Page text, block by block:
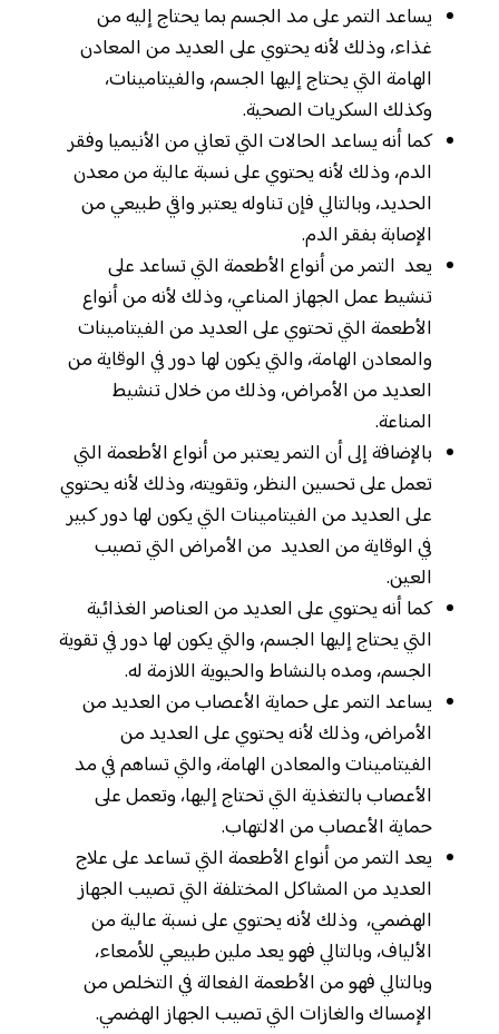
يساعد التمر على مد الجسم بما يحتاج إليه من
غذاء، وذلك لأنه يحتوي على العديد من المعادن
الهامة التي يحتاج إليها الجسم، والفيتامينات،
وكذلك السكريات الصحية.
كما أنه يساعد الحالات التي تعاني من الأنيميا وفقر
الدم، وذلك لأنه يحتوي على نسبة عالية من معدن
الحديد، وبالتالي فإن تناوله يعتبر واقي طبيعي من
الإصابة بفقر الدم.
يعد التمر من أنواع الأطعمة التي تساعد على
تنشيط عمل الجهاز المناعي، وذلك لأنه من أنواع
الأطعمة التي تحتوي على العديد من الفيتامينات
والمعادن الهامة، والتي يكون لها دور في الوقاية من
العديد من الأمراض، وذلك من خلال تنشيط
المناعة.
بالإضافة إلى أن التمر يعتبر من أنواع الأطعمة التي
تعمل على تحسين النظر، وتقويته، وذلك لأنه يحتوي
على العديد من الفيتامينات التي يكون لها دور كبير
في الوقاية من العديد من الأمراض التي تصيب
العين.
كما أنه يحتوي على العديد من العناصر الغذائية
التي يحتاج إليها الجسم، والتي يكون لها دور في تقوية
الجسم، ومده بالنشاط والحيوية اللازمة له.
يساعد التمر على حماية الأعصاب من العديد من
الأمراض، وذلك لأنه يحتوي على العديد من
الفيتامينات والمعادن الهامة، والتي تساهم في مد
الأعصاب بالتغذية التي تحتاج إليها، وتعمل على
حماية الأعصاب من الالتهاب.
يعد التمر من أنواع الأطعمة التي تساعد على علاج
العديد من المشاكل المختلفة التي تصيب الجهاز
الهضمي، وذلك لأنه يحتوي على نسبة عالية من
الألياف، وبالتالي فهو يعد ملين طبيعي للأمعاء،
وبالتالي فهو من الأطعمة الفعالة في التخلص من
الإمساك والغازات التي تصيب الجهاز الهضمي.